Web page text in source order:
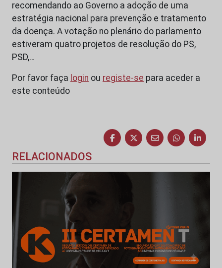
recomendando ao Governo a adoção de uma
estratégia nacional para prevenção e tratamento
da doença. A votação no plenário do parlamento
estiveram quatro projetos de resolução do PS,
PSD,…
Por favor faça login ou registe-se para aceder a
este conteúdo
RELACIONADOS